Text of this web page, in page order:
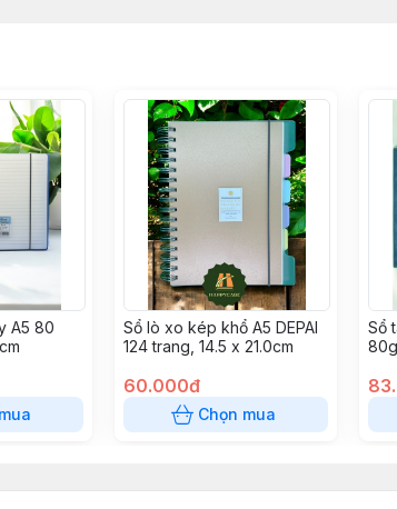
A5 80
Sổ lò xo kép khổ A5 DEPAI
124 trang, 14.5 x 21.0cm
60.000đ
Chọn mua
Sổ